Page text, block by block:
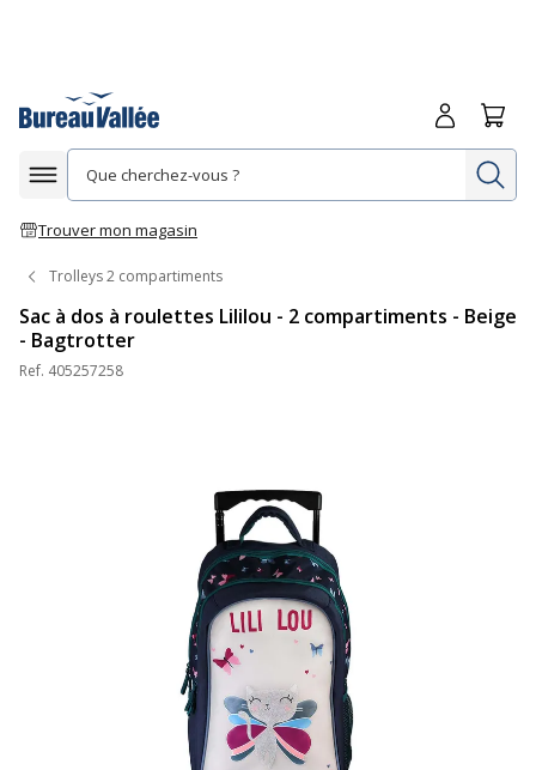
Afficher la navigation
Trouver mon magasin
Me
Trolleys 2 compartiments
Sac à dos à roulettes Lililou - 2 compartiments - Beige
- Bagtrotter
Ref. 405257258